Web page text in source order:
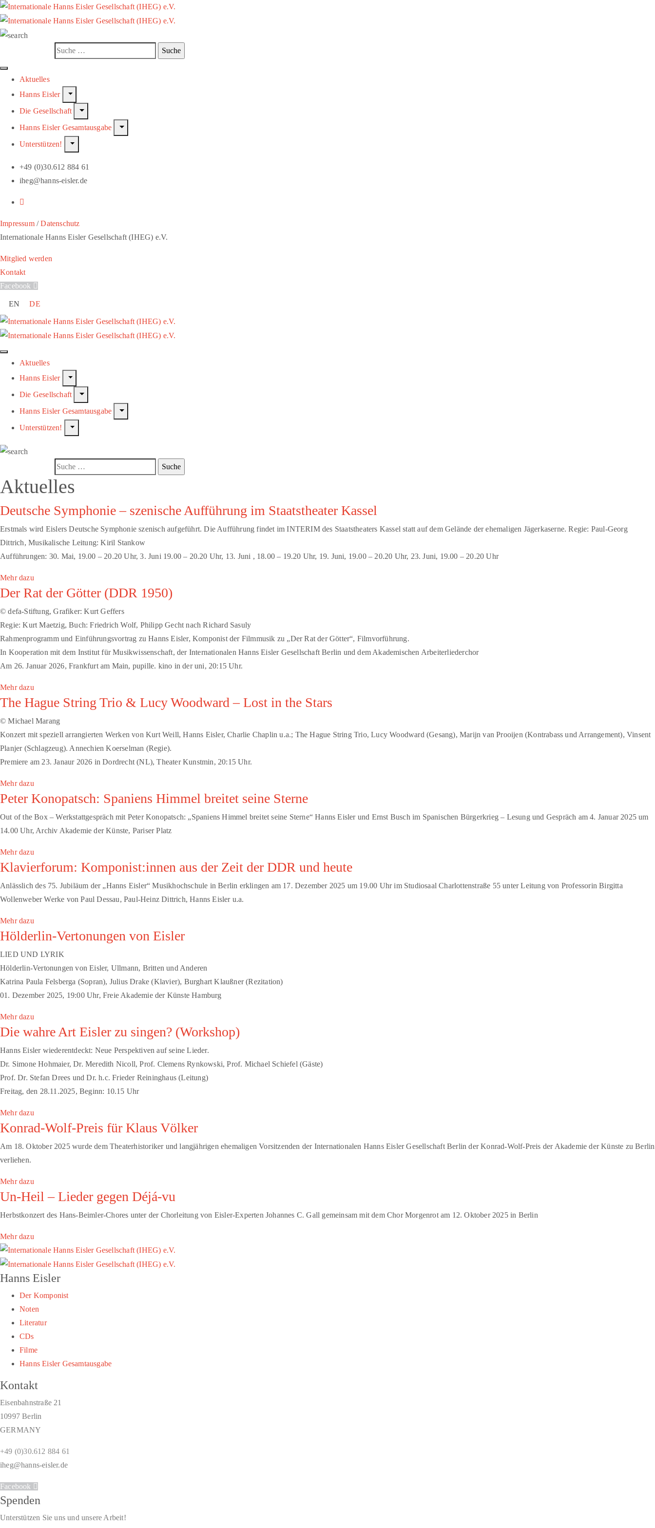
Aktuelles
Hanns Eisler
Die Gesellschaft
Hanns Eisler Gesamtausgabe
Unterstützen!
+49 (0)30.612 884 61
iheg@hanns-eisler.de
Impressum/Datenschutz
Internationale Hanns Eisler Gesellschaft (IHEG) e.V.
Mitglied werden
Kontakt
Facebook
EN DE
Aktuelles
Hanns Eisler
Die Gesellschaft
Hanns Eisler Gesamtausgabe
Unterstützen!
Aktuelles
Deutsche Symphonie – szenische Aufführung im Staatstheater Kassel
Erstmals wird Eislers Deutsche Symphonie szenisch aufgeführt. Die Aufführung findet im INTERIM des Staatstheaters Kassel statt auf dem Gelände der ehemaligen Jägerkaserne. Regie: Paul-Georg
Dittrich, Musikalische Leitung: Kiril Stankow
Aufführungen: 30. Mai, 19.00 – 20.20 Uhr, 3. Juni 19.00 – 20.20 Uhr, 13. Juni , 18.00 – 19.20 Uhr, 19. Juni, 19.00 – 20.20 Uhr, 23. Juni, 19.00 – 20.20 Uhr
Mehr dazu
Der Rat der Götter (DDR 1950)
© defa-Stiftung, Grafiker: Kurt Geffers
Regie: Kurt Maetzig, Buch: Friedrich Wolf, Philipp Gecht nach Richard Sasuly
Rahmenprogramm und Einführungsvortrag zu Hanns Eisler, Komponist der Filmmusik zu „Der Rat der Götter“, Filmvorführung.
In Kooperation mit dem Institut für Musikwissenschaft, der Internationalen Hanns Eisler Gesellschaft Berlin und dem Akademischen Arbeiterliederchor
Am 26. Januar 2026, Frankfurt am Main, pupille. kino in der uni, 20:15 Uhr.
Mehr dazu
The Hague String Trio & Lucy Woodward – Lost in the Stars
© Michael Marang
Konzert mit speziell arrangierten Werken von Kurt Weill, Hanns Eisler, Charlie Chaplin u.a.; The Hague String Trio, Lucy Woodward (Gesang), Marijn van Prooijen (Kontrabass und Arrangement), Vinsent
Planjer (Schlagzeug). Annechien Koerselman (Regie).
Premiere am 23. Janaur 2026 in Dordrecht (NL), Theater Kunstmin, 20:15 Uhr.
Mehr dazu
Peter Konopatsch: Spaniens Himmel breitet seine Sterne
Out of the Box – Werkstattgespräch mit Peter Konopatsch: „Spaniens Himmel breitet seine Sterne“ Hanns Eisler und Ernst Busch im Spanischen Bürgerkrieg – Lesung und Gespräch am 4. Januar 2025 um
14.00 Uhr, Archiv Akademie der Künste, Pariser Platz
Mehr dazu
Klavierforum: Komponist:innen aus der Zeit der DDR und heute
Anlässlich des 75. Jubiläum der „Hanns Eisler“ Musikhochschule in Berlin erklingen am 17. Dezember 2025 um 19.00 Uhr im Studiosaal Charlottenstraße 55 unter Leitung von Professorin Birgitta
Wollenweber Werke von Paul Dessau, Paul-Heinz Dittrich, Hanns Eisler u.a.
Mehr dazu
Hölderlin-Vertonungen von Eisler
LIED UND LYRIK
Hölderlin-Vertonungen von Eisler, Ullmann, Britten und Anderen
Katrina Paula Felsberga (Sopran), Julius Drake (Klavier), Burghart Klaußner (Rezitation)
01. Dezember 2025, 19:00 Uhr, Freie Akademie der Künste Hamburg
Mehr dazu
Die wahre Art Eisler zu singen? (Workshop)
Hanns Eisler wiederentdeckt: Neue Perspektiven auf seine Lieder.
Dr. Simone Hohmaier, Dr. Meredith Nicoll, Prof. Clemens Rynkowski, Prof. Michael Schiefel (Gäste)
Prof. Dr. Stefan Drees und Dr. h.c. Frieder Reininghaus (Leitung)
Freitag, den 28.11.2025, Beginn: 10.15 Uhr
Mehr dazu
Konrad-Wolf-Preis für Klaus Völker
Am 18. Oktober 2025 wurde dem Theaterhistoriker und langjährigen ehemaligen Vorsitzenden der Internationalen Hanns Eisler Gesellschaft Berlin der Konrad-Wolf-Preis der Akademie der Künste zu Berlin
verliehen.
Mehr dazu
Un-Heil – Lieder gegen Déjá-vu
Herbstkonzert des Hans-Beimler-Chores unter der Chorleitung von Eisler-Experten Johannes C. Gall gemeinsam mit dem Chor Morgenrot am 12. Oktober 2025 in Berlin
Mehr dazu
Hanns Eisler
Der Komponist
Noten
Literatur
CDs
Filme
Hanns Eisler Gesamtausgabe
Kontakt
Eisenbahnstraße 21
10997 Berlin
GERMANY
+49 (0)30.612 884 61
iheg@hanns-eisler.de
Facebook
Spenden
Unterstützen Sie uns und unsere Arbeit!